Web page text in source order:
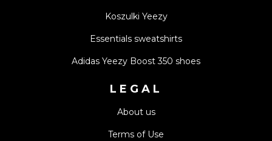
Koszulki Yeezy
Essentials sweatshirts
Adidas Yeezy Boost 350 shoes
LEGAL
About us
Terms of Use